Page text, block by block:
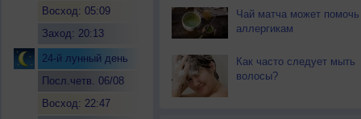
Восход: 05:09
Заход: 20:13
24-й лунный день
Посл.четв. 06/08
Восход: 22:47
Чай матча может помочь
аллергикам
Как часто следует мыть
волосы?